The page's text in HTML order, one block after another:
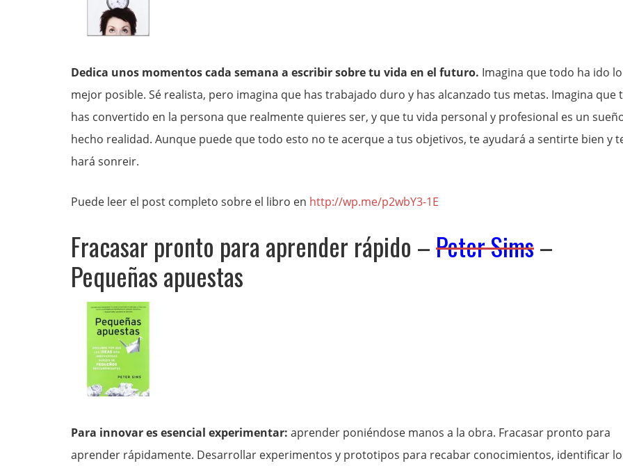
Dedica unos momentos cada semana a escribir sobre tu vida en el futuro. Imagina que todo ha ido lo
mejor posible. Sé realista, pero imagina que has trabajado duro y has alcanzado tus metas. Imagina que
has convertido en la persona que realmente quieres ser, y que tu vida personal y profesional es un
hecho realidad. Aunque puede que todo esto no te acerque a tus objetivos, te ayudará a sentirte bien y
hará sonreir.
Puede leer el post completo sobre el libro en http://wp.me/p2wbY3-1E
Fracasar pronto para aprender rápido –Peter Sims–
Pequeñas apuestas
Para innovar es esencial experimentar: aprender poniéndose manos a la obra. Fracasar pronto para
aprender rápidamente. Desarrollar experimentos y prototipos para recabar conocimientos, identificar